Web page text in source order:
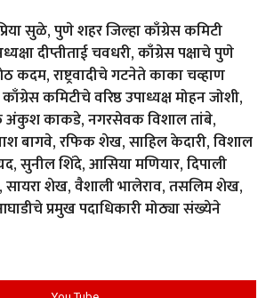
सुळे, पुणे शहर जिल्हा काँग्रेस कमिटी
दीप्तीताई चवधरी, काँग्रेस पक्षाचे पुणे
राष्ट्रवादीचे गटनेते काका चव्‍हाण
काँग्रेस कमिटीचे वरिष्ठ उपाध्यक्ष मोहन जोशी,
अंकुश काकडे, नगरसेवक विशाल तांबे,
बागवे, रफिक शेख, साहिल केदारी, विशाल
सुनील शिंदे, आसिया मणियार, दिपाली
सायरा शेख, वैशाली भालेराव, तसलिम शेख,
प्रमुख पदाधिकारी मोठ्या संख्येने